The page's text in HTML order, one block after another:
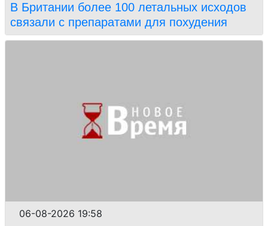
В Британии более 100 летальных исходов
связали с препаратами для похудения
06-08-2026 19:58